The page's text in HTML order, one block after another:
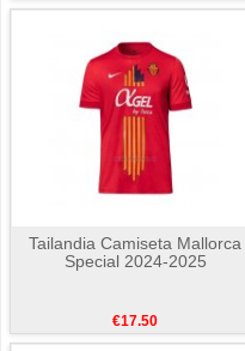
Tailandia Camiseta Mallorca
Special 2024-2025
€17.50